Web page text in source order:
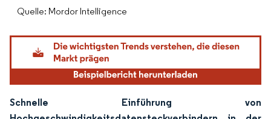
Quelle: Mordor Intelligence
Schnelle Einführung von